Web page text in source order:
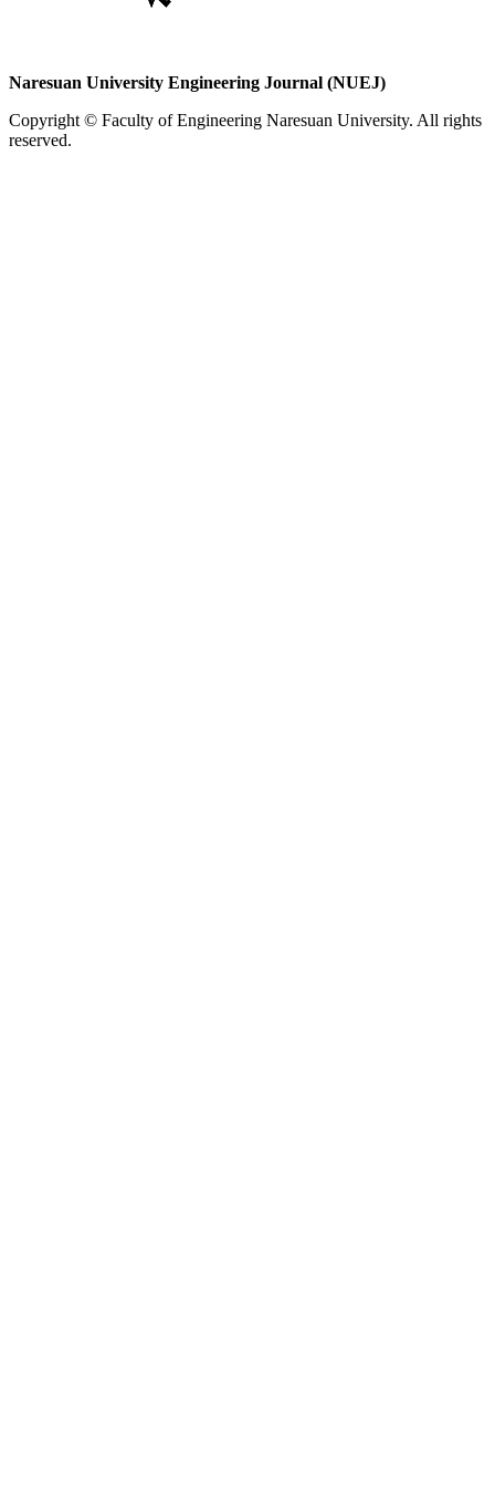
Naresuan University Engineering Journal (NUEJ)
Copyright © Faculty of Engineering Naresuan University. All rights
reserved.